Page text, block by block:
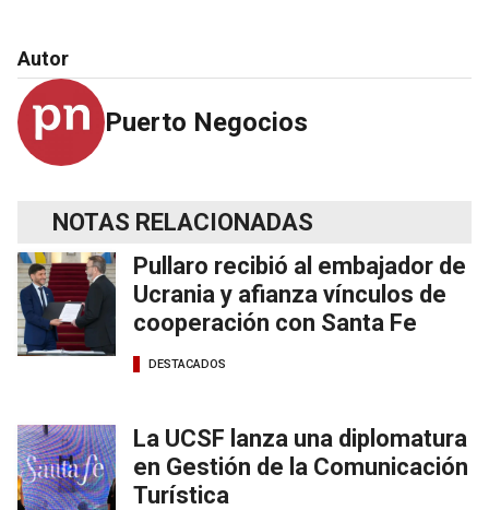
Autor
Puerto Negocios
NOTAS RELACIONADAS
Pullaro recibió al embajador de
Ucrania y afianza vínculos de
cooperación con Santa Fe
DESTACADOS
La UCSF lanza una diplomatura
en Gestión de la Comunicación
Turística